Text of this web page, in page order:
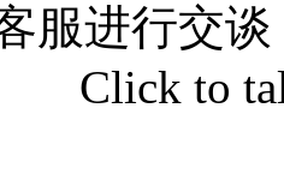
服进行交谈
to